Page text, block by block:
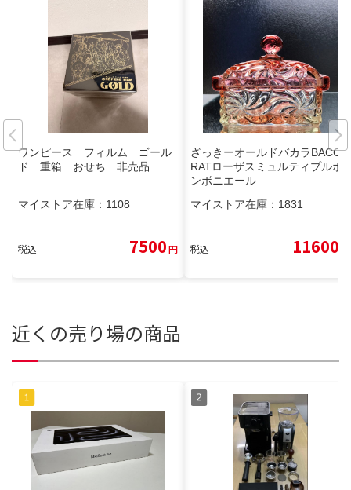
ワンピース フィルム ゴール
ド 重箱 おせち 非売品
マイストア在庫： 1108
税込 7500円
ざっきーオールドバカラBACCA
RATローザスミュルティプルボ
ンボニエール
マイストア在庫： 1831
税込 11600
近くの売り場の商品